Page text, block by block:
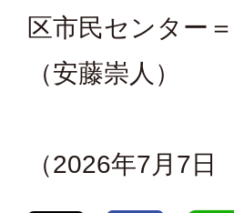
区市民センター
（安藤崇人）
（2026年7月7